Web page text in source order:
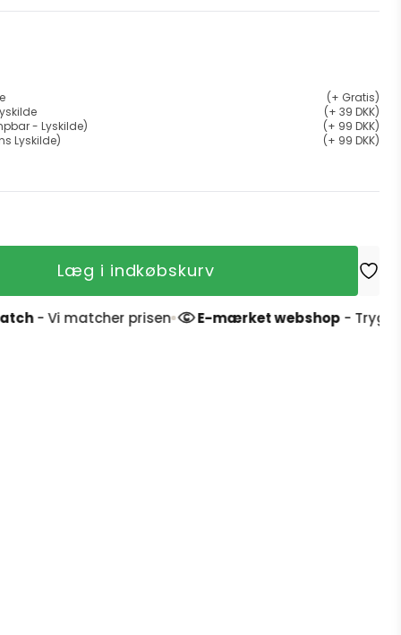
(+ Gratis)
(+ 39 DKK)
- Lyskilde)
(+ 99 DKK)
Lyskilde)
(+ 99 DKK)
Læg i indkøbskurv
prisen E-mærket webshop- Tryg handel og